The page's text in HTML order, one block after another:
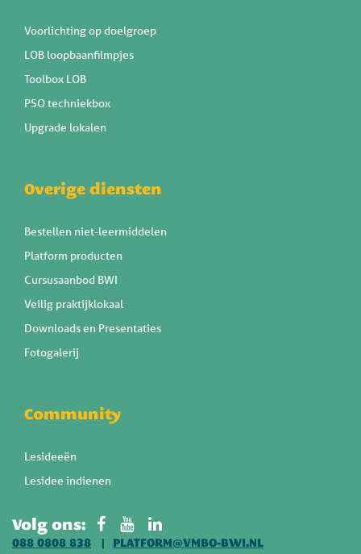
Voorlichting op doelgroep
LOB loopbaanfilmpjes
Toolbox LOB
PSO techniekbox
Upgrade lokalen
Overige diensten
Bestellen niet-leermiddelen
Platform producten
Cursusaanbod BWI
Veilig praktijklokaal
Downloads en Presentaties
Fotogalerij
Community
Lesideeën
Lesidee indienen
Volg ons:
088 0808 838
PLATFORM@VMBO-BWI.NL